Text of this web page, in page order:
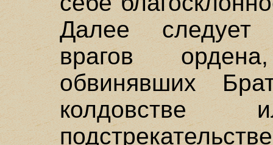
Далее следует
врагов
обвинявших